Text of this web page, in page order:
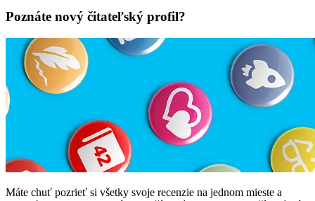
Poznáte nový čitateľský profil?
Máte chuť pozrieť si všetky svoje recenzie na jednom mieste a